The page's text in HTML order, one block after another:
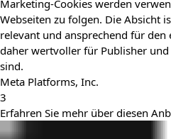
Marketing-Cookies werden
Webseiten zu folgen. Die Absicht
relevant und ansprechend für den
daher wertvoller für Publisher
sind.
Meta Platforms, Inc.
3
Erfahren Sie mehr über diesen